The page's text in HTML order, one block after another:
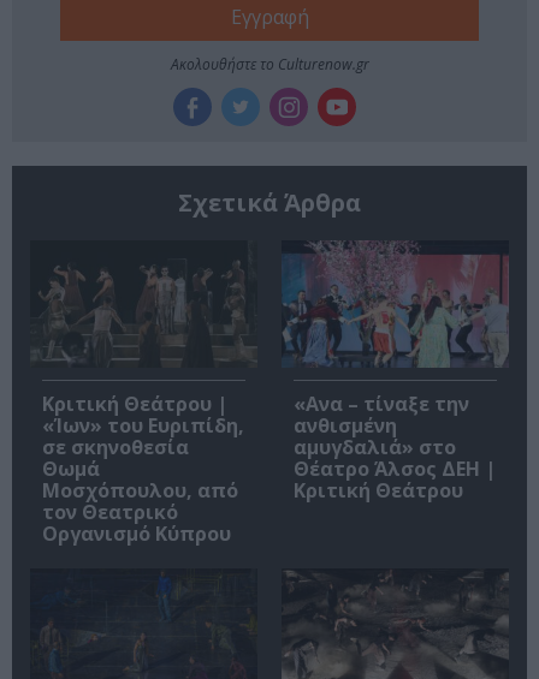
Ακολουθήστε το Culturenow.gr
Σχετικά Άρθρα
Κριτική Θεάτρου |
«Ίων» του Ευριπίδη,
σε σκηνοθεσία
Θωμά
Μοσχόπουλου, από
τον Θεατρικό
Οργανισμό Κύπρου
«Ανα – τίναξε την
ανθισμένη
αμυγδαλιά» στο
Θέατρο Άλσος ΔΕΗ |
Κριτική Θεάτρου